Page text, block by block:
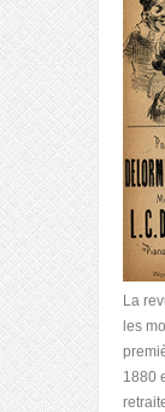
La
les
1880